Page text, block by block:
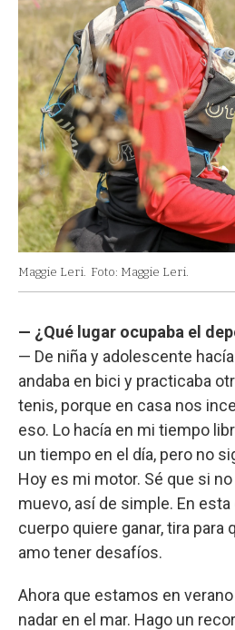
Maggie Leri. Foto: Maggie Leri.
— ¿Qué lugar ocupaba el
— De niña y adolescente
andaba en bici y practicaba
tenis, porque en casa nos
eso. Lo hacía en mi tiempo
un tiempo en el día, pero no
Hoy es mi motor. Sé que si
muevo, así de simple. En
cuerpo quiere ganar, tira para
amo tener desafíos.
Ahora que estamos en
nadar en el mar. Hago un